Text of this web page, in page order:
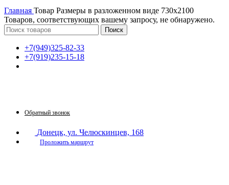
Главная Товар Размеры в разложенном виде 730х2100
Товаров, соответствующих вашему запросу, не обнаружено.
Поиск
+7(949)325-82-33
+7(919)235-15-18
Обратный звонок
Донецк, ул. Челюскинцев, 168
Проложить маршрут